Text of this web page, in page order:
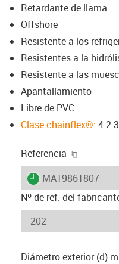
Retardante de llama
Offshore
Resistente a los
Resistentes a la
Resistente a las
Apantallamiento
Libre de PVC
Clase chainflex®:
Referencia
igus-icon-lieferzeit
MAT9861807
Nº de ref. del
Diámetro exterior (d)